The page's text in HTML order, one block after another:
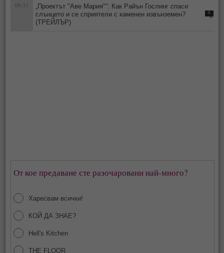
09:31
„Проектът "Аве Мария"“: Как Райън Гослинг спаси
слънцето и се сприятели с каменен извънземен?
(ТРЕЙЛЪР)
0
От кое предаване сте разочаровани най-много?
Харесвам всички!
КОЙ ДА ЗНАЕ?
Hell's Kitchen
THE FLOOR